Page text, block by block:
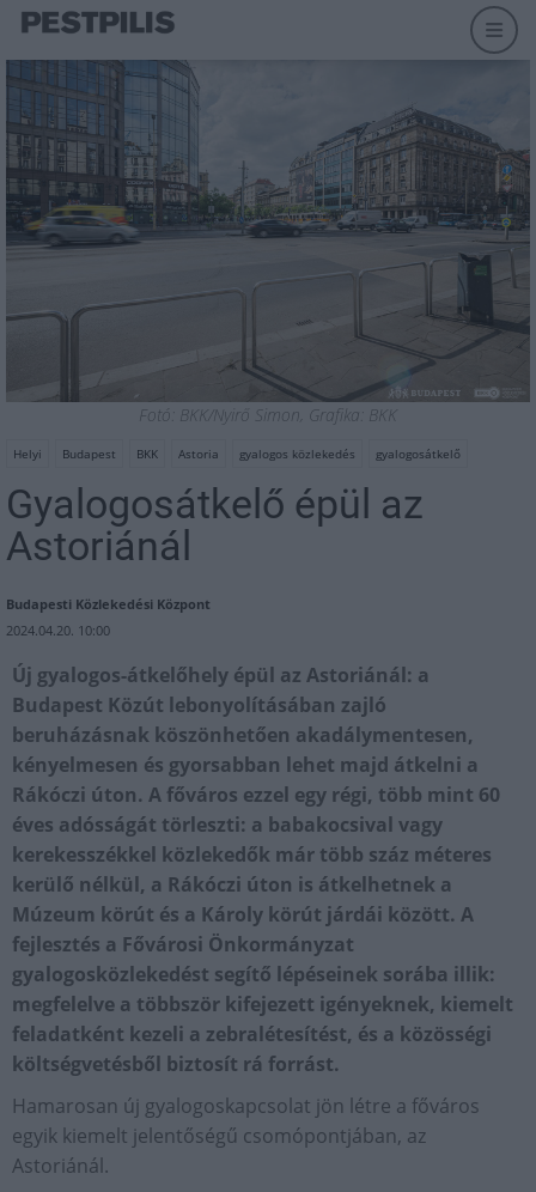
Fotó: BKK/Nyirő Simon, Grafika: BKK
Helyi Budapest BKK Astoria gyalogos közlekedés gyalogosátkelő
Gyalogosátkelő épül az
Astoriánál
Budapesti Közlekedési Központ
2024.04.20. 10:00
Új gyalogos-átkelőhely épül az Astoriánál: a
Budapest Közút lebonyolításában zajló
beruházásnak köszönhetően akadálymentesen,
kényelmesen és gyorsabban lehet majd átkelni a
Rákóczi úton. A főváros ezzel egy régi, több mint 60
éves adósságát törleszti: a babakocsival vagy
kerekesszékkel közlekedők már több száz méteres
kerülő nélkül, a Rákóczi úton is átkelhetnek a
Múzeum körút és a Károly körút járdái között. A
fejlesztés a Fővárosi Önkormányzat
gyalogosközlekedést segítő lépéseinek sorába illik:
megfelelve a többször kifejezett igényeknek, kiemelt
feladatként kezeli a zebralétesítést, és a közösségi
költségvetésből biztosít rá forrást.
Hamarosan új gyalogoskapcsolat jön létre a főváros
egyik kiemelt jelentőségű csomópontjában, az
Astoriánál.